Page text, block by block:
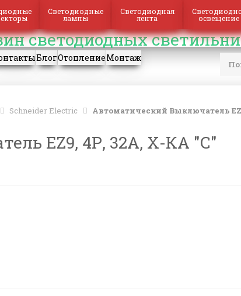
Светодиодные
лампы
Светодиодная
лента освещение
БлогОтоплениеМонтаж
Schneider Electric Автоматический Выключатель
EZ9, 4Р, 32А, Х-КА "С"